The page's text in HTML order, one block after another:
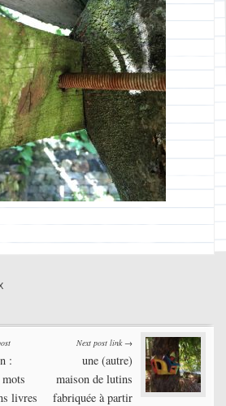
:
livres
Next post link →
une (autre)
maison de lutins
fabriquée à partir